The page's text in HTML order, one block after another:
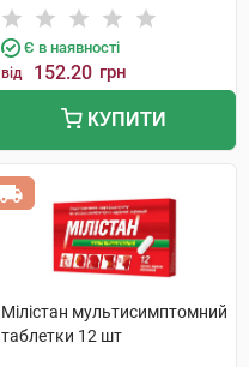
Є в наявності
від 152.20 грн
КУПИТИ
Мілістан мультисимптомний
таблетки 12 шт